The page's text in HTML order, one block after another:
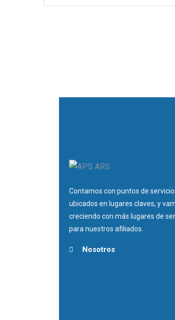
Contamos con puntos de
ubicados en lugares claves, y
creciendo con más lugares de
para nuestros afiliados.
Nosotros